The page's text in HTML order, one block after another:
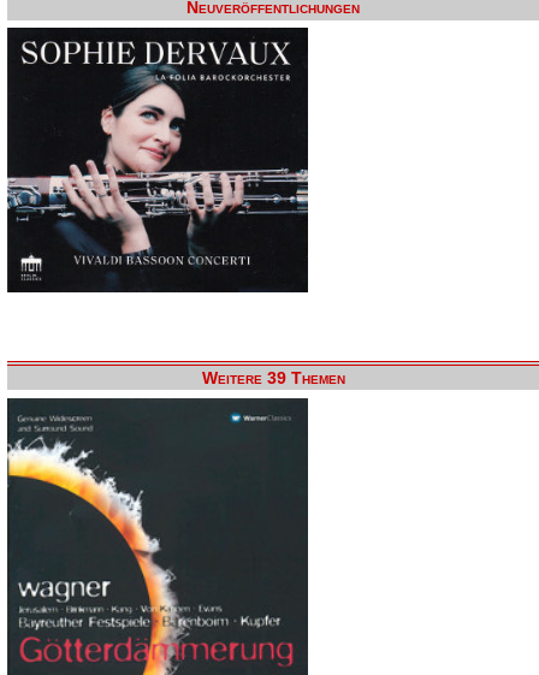
Neuveröffentlichungen
Weitere 39 Themen